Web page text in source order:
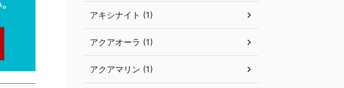
アキシナイト (1)
アクアオーラ (1)
アクアマリン (1)